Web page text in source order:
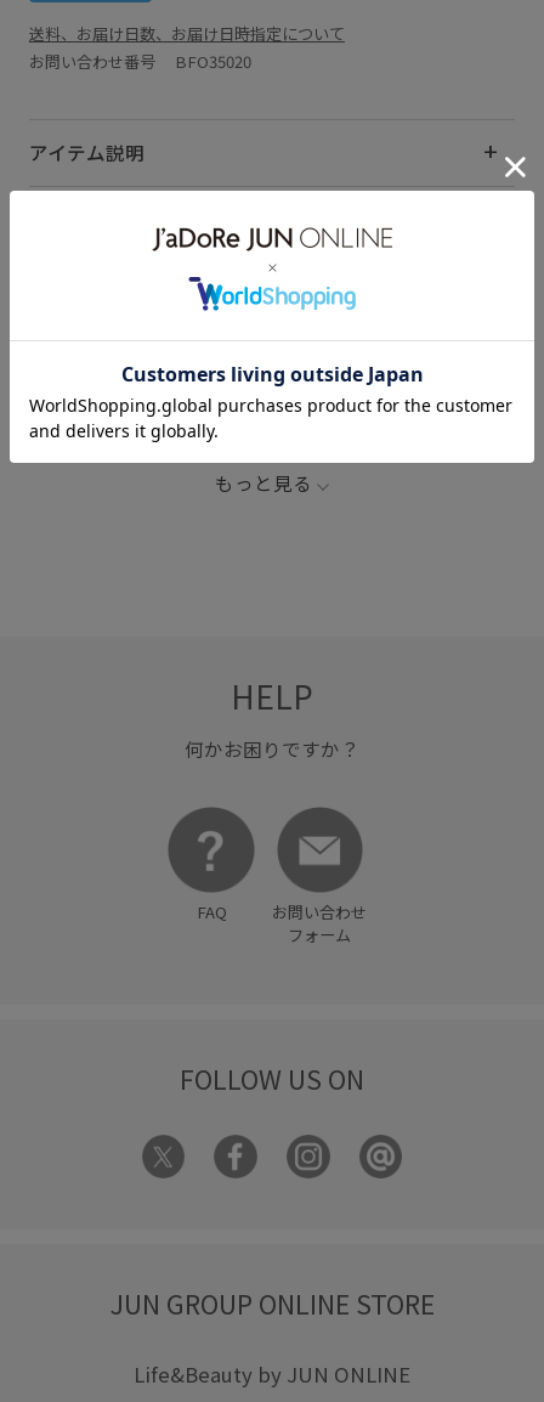
送料、お届け日数、お届け日時指定について
お問い合わせ番号 BFO35020
アイテム説明
ふくらみ感 オーバーサイズ カジュアル
コットン シルク ステッチ
ナチュラル バランスが良い フード ボリューム袖
もっと見る
HELP
何かお困りですか？
FAQ
お問い合わせ
フォーム
FOLLOW US ON
JUN GROUP ONLINE STORE
Life&Beauty by JUN ONLINE